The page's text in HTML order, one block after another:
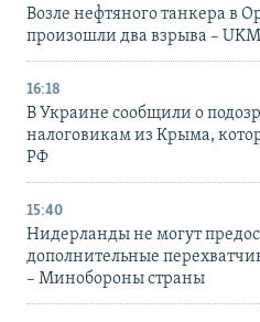
Возле нефтяного танкера в
произошли два взрыва –
16:18
В Украине сообщили о
налоговикам из Крыма,
РФ
15:40
Нидерланды не могут
дополнительные
– Минобороны страны